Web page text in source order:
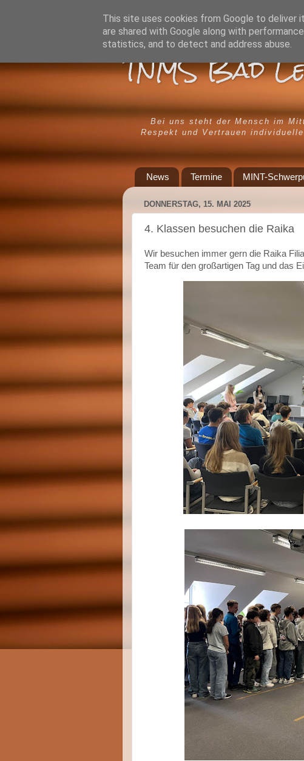
TNMS Bad
Bei uns steht der Mensch im
Respekt und Vertrauen
News Termine MINT-
DONNERSTAG, 15. MAI 2025
4. Klassen besuchen die Raika
Wir besuchen immer gern die Raika
Team für den großartigen Tag und das
This site uses cookies from Google to deliver
are shared with Google along with
statistics, and to detect and address abuse.